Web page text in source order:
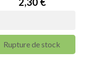
Rupture de stock